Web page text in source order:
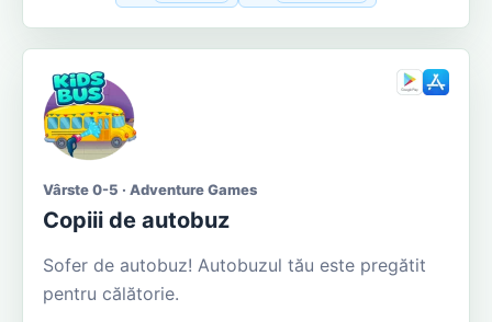
Vârste 0-5 · Adventure Games
Copiii de autobuz
Sofer de autobuz! Autobuzul tău este pregătit
pentru călătorie.